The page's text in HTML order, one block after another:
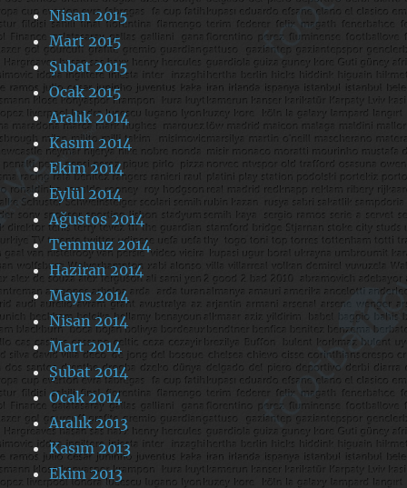
Nisan 2015
Mart 2015
Şubat 2015
Ocak 2015
Aralık 2014
Kasım 2014
Ekim 2014
Eylül 2014
Ağustos 2014
Temmuz 2014
Haziran 2014
Mayıs 2014
Nisan 2014
Mart 2014
Şubat 2014
Ocak 2014
Aralık 2013
Kasım 2013
Ekim 2013